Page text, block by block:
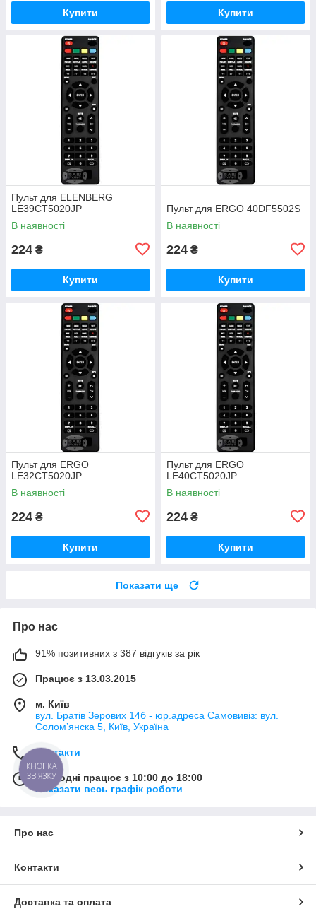
Купити Купити
Пульт для ELENBERG
LE39CT5020JP
В наявності
224 ₴
Купити
Пульт для ERGO 40DF5502S
В наявності
224 ₴
Купити
Пульт для ERGO
LE32CT5020JP
В наявності
224 ₴
Купити
Пульт для ERGO
LE40CT5020JP
В наявності
224 ₴
Купити
Показати ще
Про нас
91% позитивних з 387 відгуків за рік
Працює з 13.03.2015
м. Київ
вул. Братів Зерових 14б - юр.адреса Самовивіз: вул.
Соломʼянска 5, Київ, Україна
Контакти
Сьогодні працює з 10:00 до 18:00
Показати весь графік роботи
Про нас
Контакти
Доставка та оплата
КНОПКА
ЗВ'ЯЗКУ